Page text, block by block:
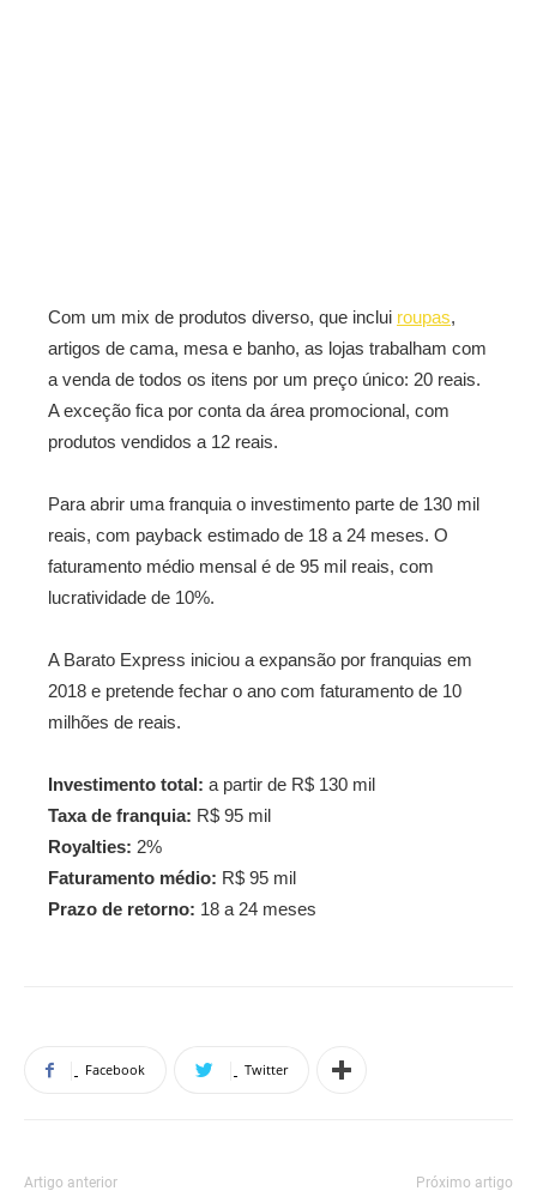
Com um mix de produtos diverso, que inclui roupas,
artigos de cama, mesa e banho, as lojas trabalham com
a venda de todos os itens por um preço único: 20 reais.
A exceção fica por conta da área promocional, com
produtos vendidos a 12 reais.
Para abrir uma franquia o investimento parte de 130 mil
reais, com payback estimado de 18 a 24 meses. O
faturamento médio mensal é de 95 mil reais, com
lucratividade de 10%.
A Barato Express iniciou a expansão por franquias em
2018 e pretende fechar o ano com faturamento de 10
milhões de reais.
Investimento total: a partir de R$ 130 mil
Taxa de franquia: R$ 95 mil
Royalties: 2%
Faturamento médio: R$ 95 mil
Prazo de retorno: 18 a 24 meses
Facebook Twitter
Artigo anterior Próximo artigo